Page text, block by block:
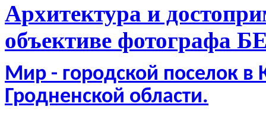
Архитектура и
объективе фотографа
Мир - городской поселок в
Гродненской области.